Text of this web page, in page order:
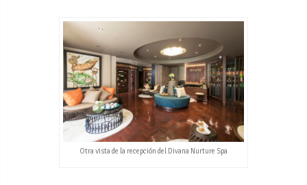
Otra vista de la recepción del Divana Nurture Spa